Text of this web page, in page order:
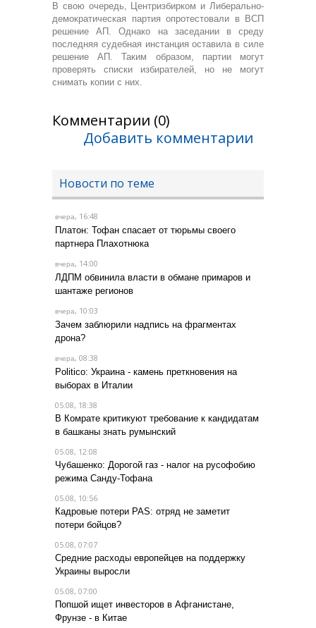
В свою очередь, Центризбирком и Либерально-
демократическая партия опротестовали в ВСП
решение АП. Однако на заседании в среду
последняя судебная инстанция оставила в силе
решение АП. Таким образом, партии могут
проверять списки избирателей, но не могут
снимать копии с них.
Комментарии (0)
Добавить комментарии
Новости по теме
вчера, 16:48
Платон: Тофан спасает от тюрьмы своего
партнера Плахотнюка
вчера, 14:00
ЛДПМ обвинила власти в обмане примаров и
шантаже регионов
вчера, 10:03
Зачем заблюрили надпись на фрагментах
дрона?
вчера, 08:38
Politico: Украина - камень преткновения на
выборах в Италии
05.08, 18:38
В Комрате критикуют требование к кандидатам
в башканы знать румынский
05.08, 12:08
Чубашенко: Дорогой газ - налог на русофобию
режима Санду-Тофана
05.08, 10:56
Кадровые потери PAS: отряд не заметит
потери бойцов?
05.08, 07:07
Средние расходы европейцев на поддержку
Украины выросли
05.08, 07:00
Попшой ищет инвесторов в Афганистане,
Фрунзе - в Китае